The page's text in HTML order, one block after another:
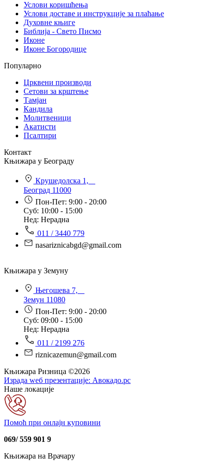
Услови коришћења
Услови доставе и инструкције за плаћање
Духовне књиге
Библија - Свето Писмо
Иконе
Иконе Богородице
Популарно
Црквени производи
Сетови за крштење
Тамјан
Кандила
Молитвеници
Акатисти
Псалтири
Контакт
Књижара у Београду
Крушедолска 1,
Београд 11000
Пон-Пет: 9:00 - 20:00
Суб: 10:00 - 15:00
Нед: Нерадна
011 / 3440 779
nasariznicabgd@gmail.com
Књижара у Земуну
Његошева 7,
Земун 11080
Пон-Пет: 9:00 - 20:00
Суб: 09:00 - 15:00
Нед: Нерадна
011 / 2199 276
riznicazemun@gmail.com
Књижара Ризница ©️2026
Израда wеб презентације: Авокадо.рс
Наше локације
Помоћ при онлајн куповини
069/ 559 901 9
Књижара на Врачару